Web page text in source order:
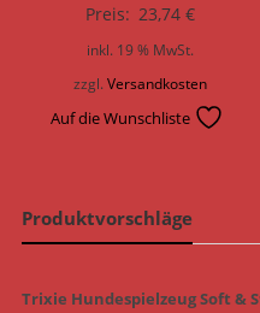
Preis: 23,74€
inkl. 19 % MwSt.
zzgl.Versandkosten
Auf die Wunschliste
Produktvorschläge
Trixie Hundespielzeug Soft &